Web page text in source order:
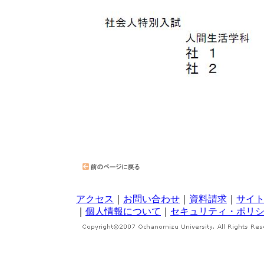
アクセス お問い合わせ 資料請求
サイ
個人情報について セキュリティ・ポリ